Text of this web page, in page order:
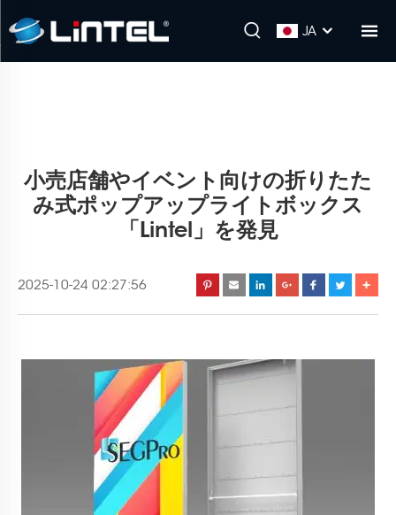
JA
小売店舗やイベント向けの折りたた
み式ポップアップライトボックス
「Lintel」を発見
2025-10-24 02:27:56